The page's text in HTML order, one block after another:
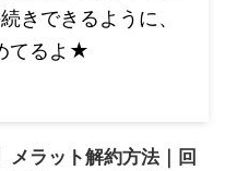
きできるように、
てるよ★
メラット解約方法｜回